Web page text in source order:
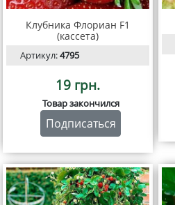
Клубника Флориан F1
(кассета)
Артикул:4795
19 грн.
Товар закончился
Подписаться